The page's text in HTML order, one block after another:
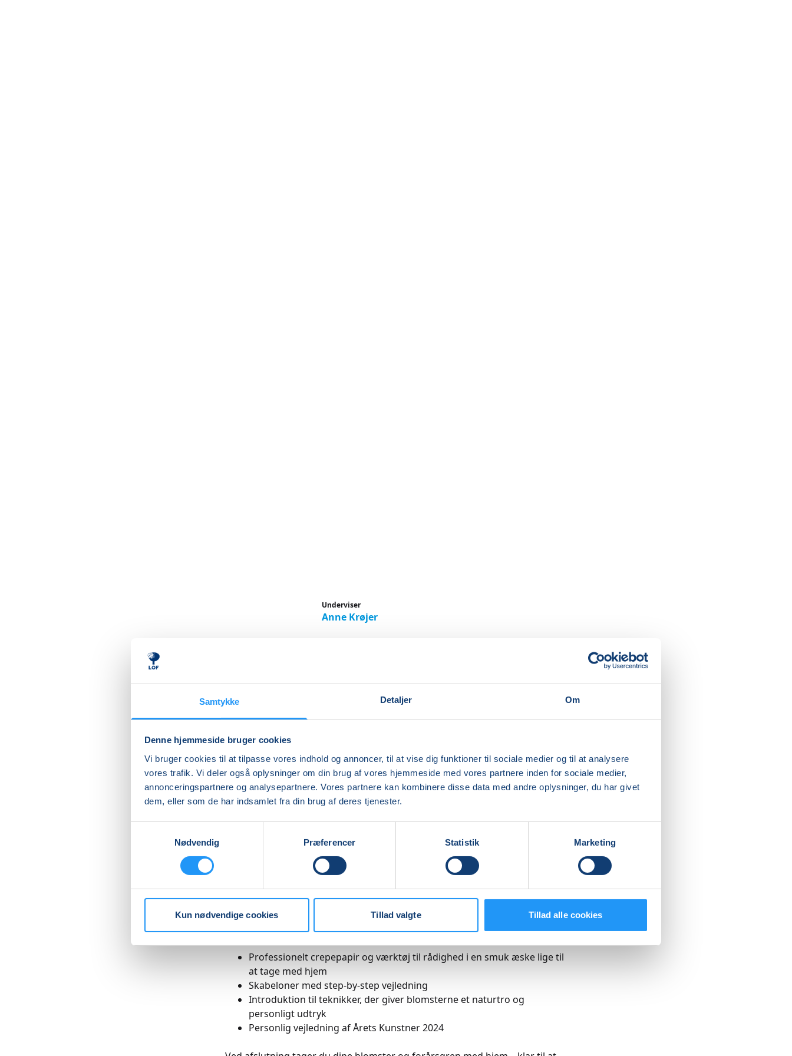
Samtykke Detaljer Om
Denne hjemmeside bruger cookies
Vi bruger cookies til at tilpasse vores indhold og annoncer, til at vise dig funktioner til sociale medier og til at analysere
vores trafik. Vi deler også oplysninger om din brug af vores hjemmeside med vores partnere inden for sociale medier,
annonceringspartnere og analysepartnere. Vores partnere kan kombinere disse data med andre oplysninger, du har givet
dem, eller som de har indsamlet fra din brug af deres tjenester.
Nødvendig
Præferencer Statistik Marketing
Kun nødvendige cookies Tillad valgte Tillad alle cookies
Underviser
Anne Krøjer
Papirblomster - Kreativ workshop
med Anne Krøjer i Korsør
Dyk ned i det farverige univers med crepepapir og lær at skabe dine
egne smukke papirblomster
Dyk ned i et magisk univers af farver, blomster og kreativ fordybelse. På
denne workshop lærer du at skabe:
To smukke papirblomster
En gren med blade afstemt efter årstiden
Du får:
Professionelt crepepapir og værktøj til rådighed i en smuk æske lige til
at tage med hjem
Skabeloner med step-by-step vejledning
Introduktion til teknikker, der giver blomsterne et naturtro og
personligt udtryk
Personlig vejledning af Årets Kunstner 2024